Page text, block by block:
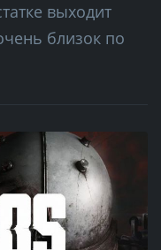
выходит
близок по